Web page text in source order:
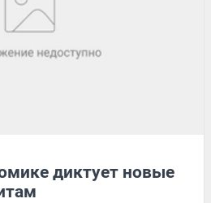
диктует новые